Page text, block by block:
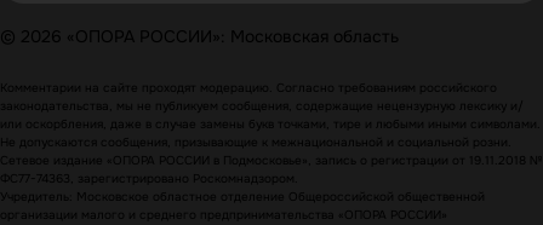
© 2026 «ОПОРА РОССИИ»: Московская область
Комментарии на сайте проходят модерацию. Согласно требованиям российского
законодательства, мы не публикуем сообщения, содержащие нецензурную лексику и/
или оскорбления, даже в случае замены букв точками, тире и любыми иными символами.
Не допускаются сообщения, призывающие к межнациональной и социальной розни.
Сетевое издание «ОПОРА РОССИИ в Подмосковье», запись о регистрации от 19.11.2018 №
ФС77-74363, зарегистрировано Роскомнадзором.
Учредитель: Московское областное отделение Общероссийской общественной
организации малого и среднего предпринимательства «ОПОРА РОССИИ»